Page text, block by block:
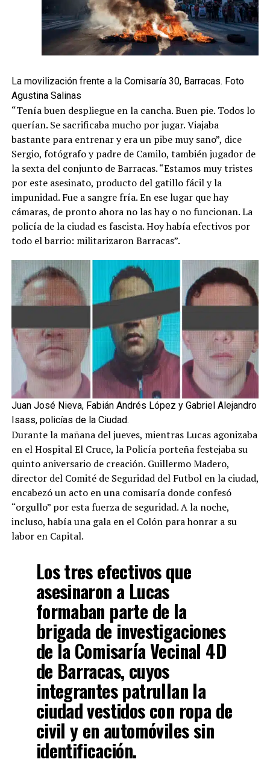
La movilización frente a la Comisaría 30, Barracas. Foto
Agustina Salinas
“Tenía buen despliegue en la cancha. Buen pie. Todos lo
querían. Se sacrificaba mucho por jugar. Viajaba
bastante para entrenar y era un pibe muy sano”, dice
Sergio, fotógrafo y padre de Camilo, también jugador de
la sexta del conjunto de Barracas. “Estamos muy tristes
por este asesinato, producto del gatillo fácil y la
impunidad. Fue a sangre fría. En ese lugar que hay
cámaras, de pronto ahora no las hay o no funcionan. La
policía de la ciudad es fascista. Hoy había efectivos por
todo el barrio: militarizaron Barracas”.
Juan José Nieva, Fabián Andrés López y Gabriel Alejandro
Isass, policías de la Ciudad.
Durante la mañana del jueves, mientras Lucas agonizaba
en el Hospital El Cruce, la Policía porteña festejaba su
quinto aniversario de creación. Guillermo Madero,
director del Comité de Seguridad del Futbol en la ciudad,
encabezó un acto en una comisaría donde confesó
“orgullo” por esta fuerza de seguridad. A la noche,
incluso, había una gala en el Colón para honrar a su
labor en Capital.
Los tres efectivos que
asesinaron a Lucas
formaban parte de la
brigada de investigaciones
de la Comisaría Vecinal 4D
de Barracas, cuyos
integrantes patrullan la
ciudad vestidos con ropa de
civil y en automóviles sin
identificación.